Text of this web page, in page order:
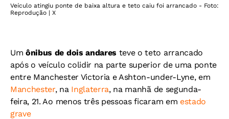
Veículo atingiu ponte de baixa altura e teto caiu foi arrancado - Foto:
Reprodução | X
Umônibus de dois andares teve o teto arrancado
após o veículo colidir na parte superior de uma ponte
entre Manchester Victoria e Ashton-under-Lyne, em
Manchester, na Inglaterra, na manhã de segunda-
feira, 21. Ao menos três pessoas ficaram em estado
grave